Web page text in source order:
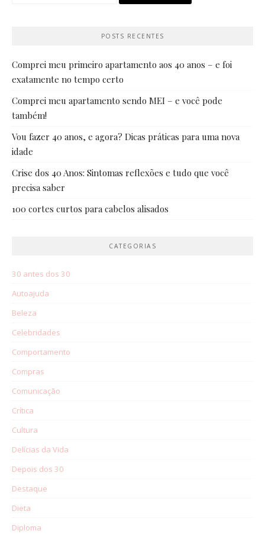
POSTS RECENTES
Comprei meu primeiro apartamento aos 40 anos – e foi
exatamente no tempo certo
Comprei meu apartamento sendo MEI – e você pode
também!
Vou fazer 40 anos, e agora? Dicas práticas para uma nova
idade
Crise dos 40 Anos: Sintomas reflexões e tudo que você
precisa saber
100 cortes curtos para cabelos alisados
CATEGORIAS
30 antes dos 30
Autoajuda
Beleza
Celebridades
Comportamento
Compras
Comunicação
Crítica
Cultura
Delícias da Vida
Depois dos 30
Destaque
Dieta
Diploma